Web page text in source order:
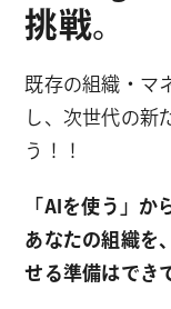
挑戦。
既存の組織・マ
し、次世代の新
う！！
「AIを使う」か
あなたの組織を
せる準備はでき